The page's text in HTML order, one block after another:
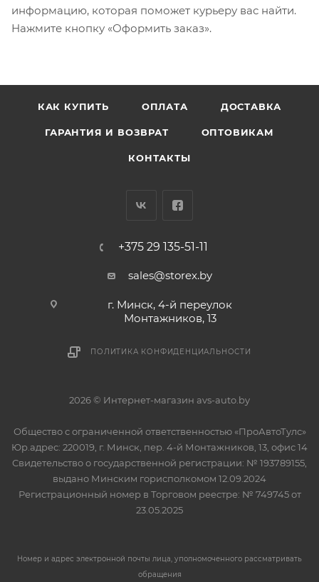
информацию, которая поможет курьеру вас найти.
Нажмите кнопку «Оформить заказ».
КАК КУПИТЬ ОПЛАТА ДОСТАВКА
ГАРАНТИЯ И ВОЗВРАТ ОПТОВИКАМ
КОНТАКТЫ
+375 29 135-51-11
sales@storex.by
г. Минск, 4-й переулок
Монтажников, 13
ПОЛИТИКА КОНФИДЕНЦИАЛЬНОСТИ
2026 © Интернет-магазин avs-auto.by
Общество с ограниченной ответственностью «ПроАвтоТулс»
Юр.адрес: 220019, г. Минск, пер. 4-й Монтажников, 13, офис 14
Свидетельство о государственной регистрации: № 193789155,
выдано Минским горисполкомом 12.09.2024
Регистрационный номер в Торговом реестре: № 749745 от
23.05.2025
Номер и адрес электронной почты лица, уполномоченного рассматривать
обращения